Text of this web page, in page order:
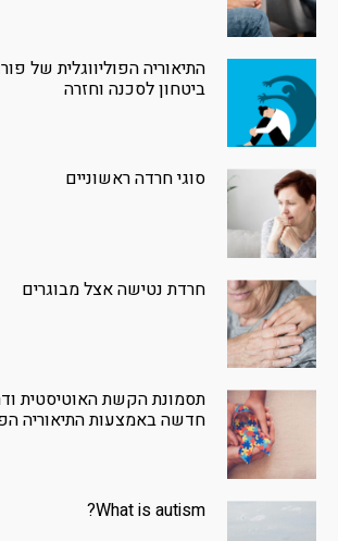
התיאוריה הפוליווגלית של
ביטחון לסכנה וחזרה
סוגי חרדה ראשוניים
חרדת נטישה אצל מבוגרים
תסמונת הקשת האוטיסטית
חדשה באמצעות התיאוריה
What is autism?